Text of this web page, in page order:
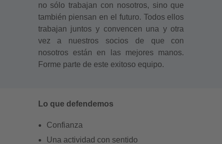
no sólo trabajan con nosotros, sino que
también piensan en el futuro. Todos ellos
trabajan juntos y convencen una y otra
vez a nuestros socios de que con
nosotros están en las mejores manos.
Forme parte de este exitoso equipo.
Lo que defendemos
Confianza
Una actividad con sentido